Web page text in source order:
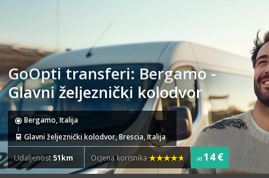
GoOpti transferi: Bergamo -
Glavni željeznički kolodvor
Bergamo, Italija
Glavni željeznički kolodvor, Brescia, Italija
Udaljenost 51km Ocjena korisnika od 14 €